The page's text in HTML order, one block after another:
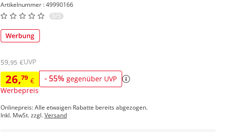
Artikelnummer : 49990166
0/5
26,79 € - 55% gegenüber UVP
Werbepreis
59,95 €UVP
Onlinepreis: Alle etwaigen Rabatte bereits abgezogen.
Inkl. MwSt. zzgl.Versand